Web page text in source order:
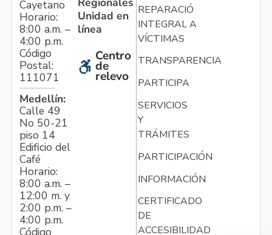
Cayetano
Horario:
8:00 a.m. –
4:00 p.m.
Código
Postal:
111071
Medellín:
Calle 49
No 50-21
piso 14
Edificio del
Café
Horario:
8:00 a.m. –
12:00 m. y
2:00 p.m. –
4:00 p.m.
Unidad en
línea
Centro
de
relevo
REPARACIÓN
INTEGRAL A
VÍCTIMAS
TRANSPARENCIA
PARTICIPA
SERVICIOS
Y
TRÁMITES
PARTICIPACIÓN
INFORMACIÓN
CERTIFICADO
DE
ACCESIBILIDAD